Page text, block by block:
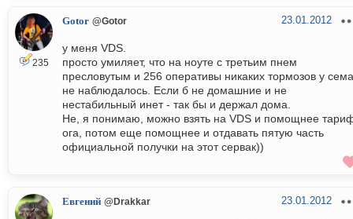
235
Gotor @Gotor 23.01.2012
у меня VDS.
просто умиляет, что на ноуте с третьим пнем
пресловутым и 256 оперативы никаких тормозов у сема
не наблюдалось. Если б не домашние и не
нестабильный инет - так бы и держал дома.
Не, я понимаю, можно взять на VDS и помощнее
ога, потом еще помощнее и отдавать пятую часть
официальной получки на этот сервак))
Евгений @Drakkar 23.01.2012